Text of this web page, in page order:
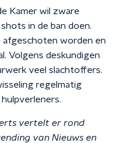
Kamer wil zware
in de ban doen.
afgeschoten worden en
Volgens deskundigen
veel slachtoffers.
regelmatig
vertelt er rond
van Nieuws en